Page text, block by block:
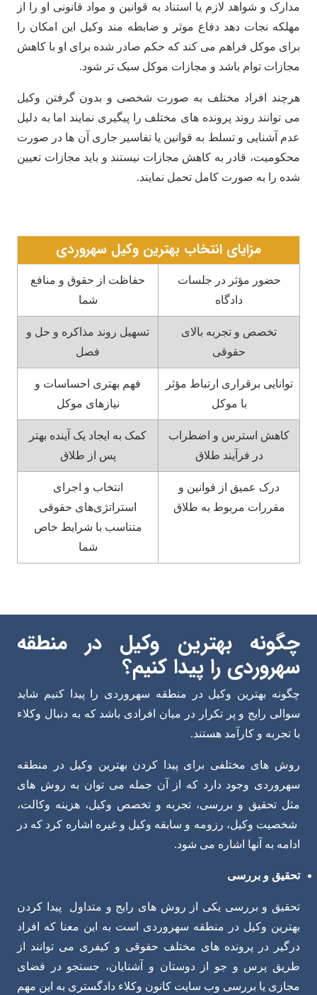
مدارک و شواهد لازم یا استناد به قوانین و مواد قانونی او را از
مهلکه نجات دهد دفاع موثر و ضابطه مند وکیل این امکان را
برای موکل فراهم می کند که حکم صادر شده برای او با کاهش
مجازات توام باشد و مجازات موکل سبک تر شود.
هرچند افراد مختلف به صورت شخصی و بدون گرفتن وکیل
می توانند روند پرونده های مختلف را پیگیری نمایند اما به دلیل
عدم آشنایی و تسلط به قوانین یا تفاسیر جاری آن ها در صورت
محکومیت، قادر به کاهش مجازات نیستند و باید مجازات تعیین
شده را به صورت کامل تحمل نمایند.
مزایای انتخاب بهترین وکیل سهروردی
حضور مؤثر در جلسات
دادگاه
حفاظت از حقوق و منافع
شما
تخصص و تجربه بالای
حقوقی
تسهیل روند مذاکره و حل و
فصل
توانایی برقراری ارتباط مؤثر
با موکل
فهم بهتری احساسات و
نیازهای موکل
کاهش استرس و اضطراب
در فرآیند طلاق
کمک به ایجاد یک آینده بهتر
پس از طلاق
درک عمیق از قوانین و
مقررات مربوط به طلاق
انتخاب و اجرای
استراتژی‌های حقوقی
متناسب با شرایط خاص
شما
چگونه بهترین وکیل در منطقه
سهروردی را پیدا کنیم؟
چگونه بهترین وکیل در منطقه سهروردی را پیدا کنیم شاید
سوالی رایج و پر تکرار در میان افرادی باشد که به دنبال وکلاء
با تجربه و کارآمد هستند.
روش های مختلفی برای پیدا کردن بهترین وکیل در منطقه
سهروردی وجود دارد که از آن جمله می توان به روش های
مثل تحقیق و بررسی، تجربه و تخصص وکیل، هزینه وکالت،
شخصیت وکیل، رزومه و سابقه وکیل و غیره اشاره کرد که در
ادامه به آنها اشاره می شود.
تحقیق و بررسی
تحقیق و بررسی یکی از روش های رایج و متداول پیدا کردن
بهترین وکیل در منطقه سهروردی است به این معنا که افراد
درگیر در پرونده های مختلف حقوقی و کیفری می توانند از
طریق پرس و جو از دوستان و آشنایان، جستجو در فضای
مجازی یا بررسی وب سایت کانون وکلاء دادگستری به این مهم